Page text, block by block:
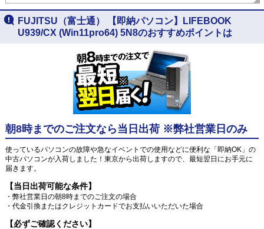
FUJITSU（富士通） 【即納パソコン】LIFEBOOK
U939/CX (Win11pro64) 5N8のおすすめポイントは
朝8時までのご注文なら当日出荷 ※弊社営業日のみ
使っているパソコンの故障や急なイベントでの使用などに便利な「即納OK」の
中古パソコンが入荷しました！東京から出荷しますので、最短翌日にお手元に
届きます。
【当日出荷可能な条件】
・弊社営業日の朝8時までのご注文の場合
・代金引換またはクレジットカードでお支払いいただいた場合
【必ずご確認ください】